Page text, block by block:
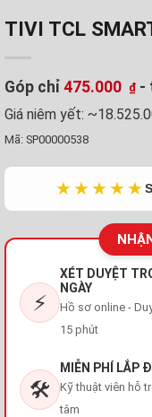
TIVI TCL
Góp chỉ 475.000 ₫ -
Giá niêm yết:
Mã: SP00000538
★★★★★
⚡
XÉT DUYỆT
NGÀY
Hồ sơ online -
15 phút
🛠️
MIỄN PHÍ LẮP
Kỹ thuật viên hỗ
tâm